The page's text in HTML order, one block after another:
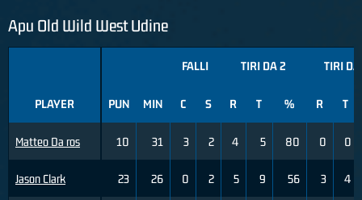
Apu Old Wild West Udine
PLAYER
Matteo Da ros
Jason Clark
FALLI TIRI DA 2 TIRI
PUN MIN C S R T % R T
10 31 3 2 4 5 80 0 0
23 26 0 2 5 9 56 3 4